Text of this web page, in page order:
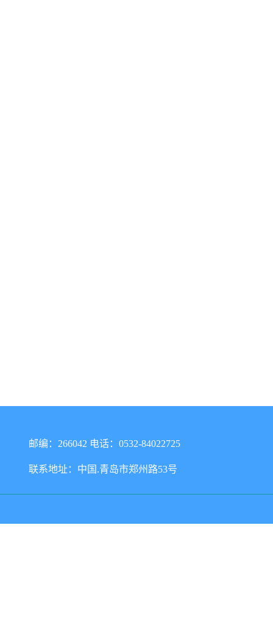
邮编：266042 电话：0532-84022725
联系地址：中国.青岛市郑州路53号